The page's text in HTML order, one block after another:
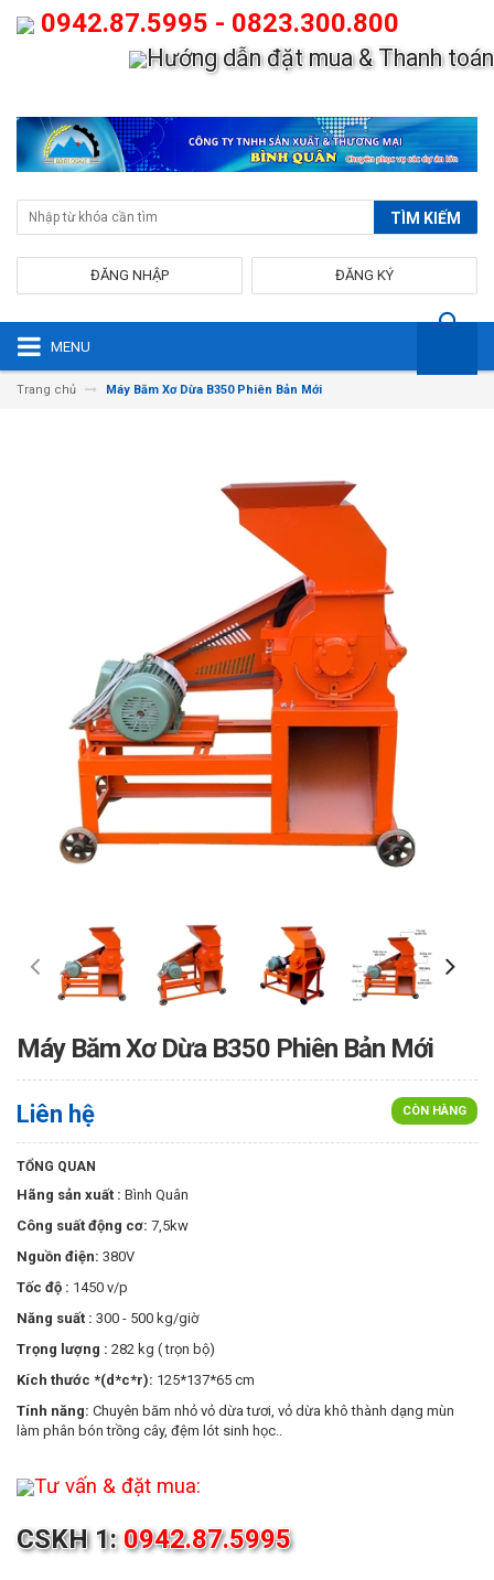
0942.87.5995 - 0823.300.800
Hướng dẫn đặt mua & Thanh toán
TÌM KIẾM
ĐĂNG KÝ
ĐĂNG NHẬP
MENU
Trang chủ Máy Băm Xơ Dừa B350 Phiên Bản Mới
Máy Băm Xơ Dừa B350 Phiên Bản Mới
CÒN HÀNG
Liên hệ
TỔNG QUAN
Hãng sản xuất : Bình Quân
Công suất động cơ: 7,5kw
Nguồn điện: 380V
Tốc độ : 1450 v/p
Năng suất : 300 - 500 kg/giờ
Trọng lượng : 282 kg ( trọn bộ)
Kích thước *(d*c*r): 125*137*65 cm
Tính năng: Chuyên băm nhỏ vỏ dừa tươi, vỏ dừa khô thành dạng mùn
làm phân bón trồng cây, đệm lót sinh học..
Tư vấn & đặt mua:
CSKH 1:0942.87.5995